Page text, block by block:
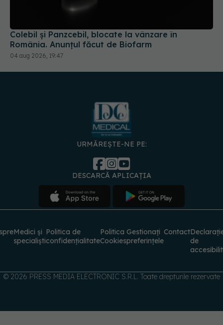
Colebil și Panzcebil, blocate la vânzare în
România. Anunțul făcut de Biofarm
04 aug 2026, 19:47
URMĂREȘTE-NE PE:
DESCARCĂ APLICAȚIA
Medici și
specialiști
Politica de
confidențialitate
Politica
Cookies
Gestionați
preferințele
Contact
de
© 2026 PRESS MEDIA ELECTRONIC S.R.L. Toate drepturile rezervate